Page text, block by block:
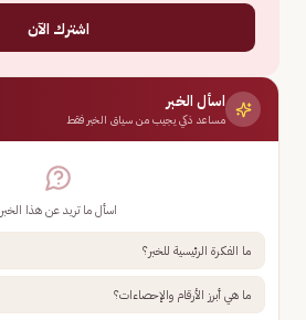
اشترك الآن
اسأل الخبر
مساعد ذكي يجيب من سياق الخبر فقط
اسأل ما تريد عن هذا الخبر
ما الفكرة الرئيسية للخبر؟
ما هي أبرز الأرقام والإحصاءات؟